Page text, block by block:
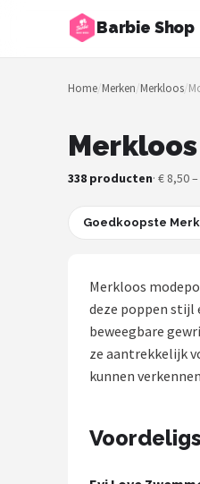
Barbie Shop
Zoeken
NAVIGATIE
Merken
Home/Merken/Merkloos/
338 producten· € 8,50
Goedkoopste
Merkloos
deze poppen stijl
beweegbare
ze aantrekkelijk
kunnen